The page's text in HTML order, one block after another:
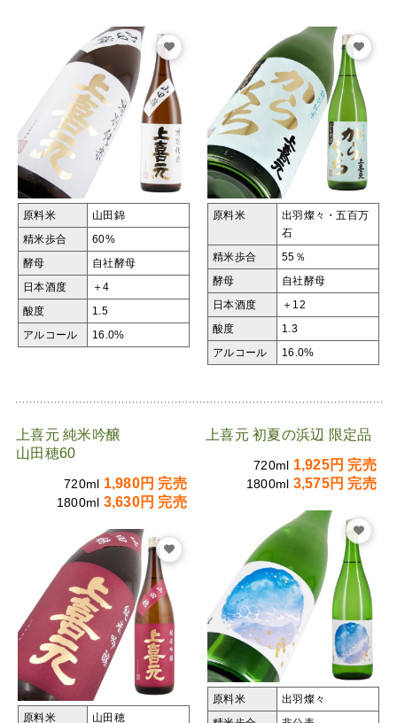
原料米 山田錦
精米歩合 60%
酵母 自社酵母
日本酒度 ＋4
酸度 1.5
アルコール 16.0%
原料米
出羽燦々・五百万
石
精米歩合 55％
酵母 自社酵母
日本酒度 ＋12
酸度 1.3
アルコール 16.0%
上喜元 純米吟醸
山田穂60
720ml 1,980円 完売
1800ml 3,630円 完売
原料米 山田穂
上喜元 初夏の浜辺 限定品
720ml 1,925円 完売
1800ml 3,575円 完売
原料米 出羽燦々